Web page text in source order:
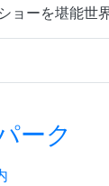
ョーを堪能世
ーク